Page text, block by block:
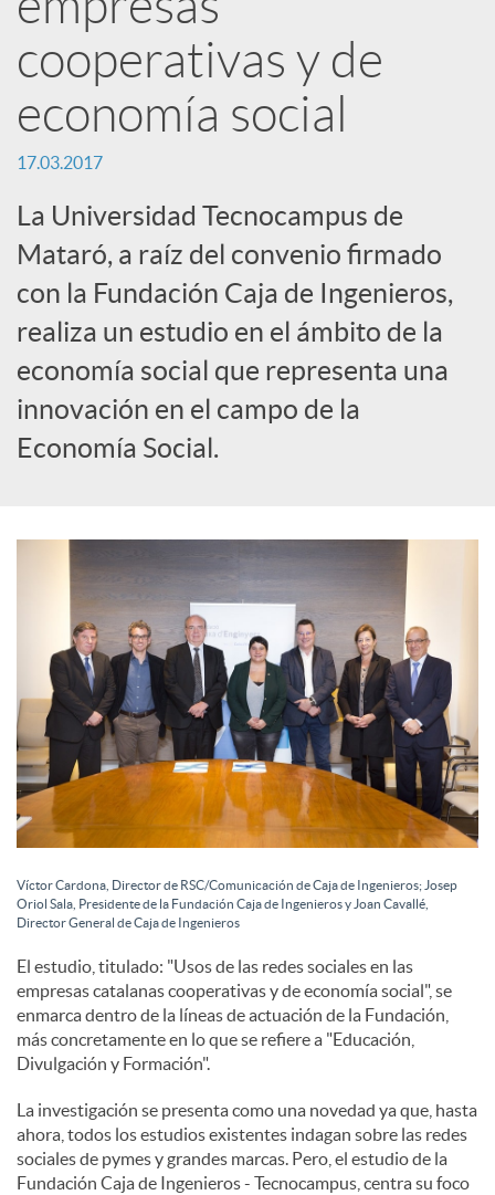
e
s
S
o
c
i
a
l
s
cooperativas y de
economía social
17.03.2017
La Universidad Tecnocampus de
Mataró, a raíz del convenio firmado
con la Fundación Caja de Ingenieros,
realiza un estudio en el ámbito de la
economía social que representa una
innovación en el campo de la
Economía Social.
Víctor Cardona, Director de RSC/Comunicación de Caja de Ingenieros; Josep
Oriol Sala, Presidente de la Fundación Caja de Ingenieros y Joan Cavallé,
Director General de Caja de Ingenieros
El estudio, titulado: "Usos de las redes sociales en las
empresas catalanas cooperativas y de economía social", se
enmarca dentro de la líneas de actuación de la Fundación,
más concretamente en lo que se refiere a "Educación,
Divulgación y Formación".
La investigación se presenta como una novedad ya que, hasta
ahora, todos los estudios existentes indagan sobre las redes
sociales de pymes y grandes marcas. Pero, el estudio de la
Fundación Caja de Ingenieros - Tecnocampus, centra su foco